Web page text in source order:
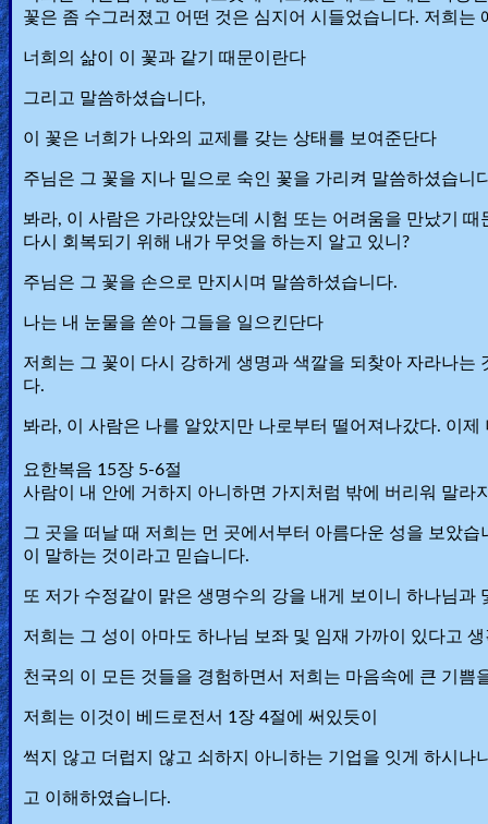
꽃은 좀 수그러졌고 어떤 것은 심지어 시들었습니다. 저희
너희의 삶이 이 꽃과 같기 때문이란다
그리고 말씀하셨습니다,
이 꽃은 너희가 나와의 교제를 갖는 상태를 보여준단다
주님은 그 꽃을 지나 밑으로 숙인 꽃을 가리켜 말씀하셨습니
봐라, 이 사람은 가라앉았는데 시험 또는 어려움을 만났기
다시 회복되기 위해 내가 무엇을 하는지 알고 있니?
주님은 그 꽃을 손으로 만지시며 말씀하셨습니다.
나는 내 눈물을 쏟아 그들을 일으킨단다
저희는 그 꽃이 다시 강하게 생명과 색깔을 되찾아 자라나
다.
봐라, 이 사람은 나를 알았지만 나로부터 떨어져나갔다. 이
요한복음 15장 5-6절
사람이 내 안에 거하지 아니하면 가지처럼 밖에 버리워 말
그 곳을 떠날 때 저희는 먼 곳에서부터 아름다운 성을 보았
이 말하는 것이라고 믿습니다.
또 저가 수정같이 맑은 생명수의 강을 내게 보이니 하나님과
저희는 그 성이 아마도 하나님 보좌 및 임재 가까이 있다고
천국의 이 모든 것들을 경험하면서 저희는 마음속에 큰 기
저희는 이것이 베드로전서 1장 4절에 써있듯이
썩지 않고 더럽지 않고 쇠하지 아니하는 기업을 잇게 하시나
고 이해하였습니다.